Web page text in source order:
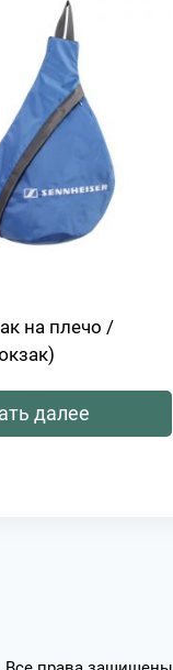
на плечо /
далее